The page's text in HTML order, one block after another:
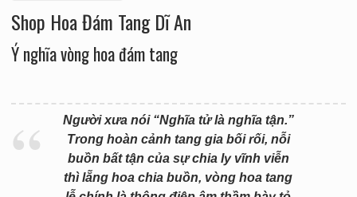
Shop Hoa Đám Tang Dĩ An
Ý nghĩa vòng hoa đám tang
Người xưa nói “Nghĩa tử là nghĩa tận.”
Trong hoàn cảnh tang gia bối rối, nỗi
buồn bất tận của sự chia ly vĩnh viễn
thì lẵng hoa chia buồn, vòng hoa tang